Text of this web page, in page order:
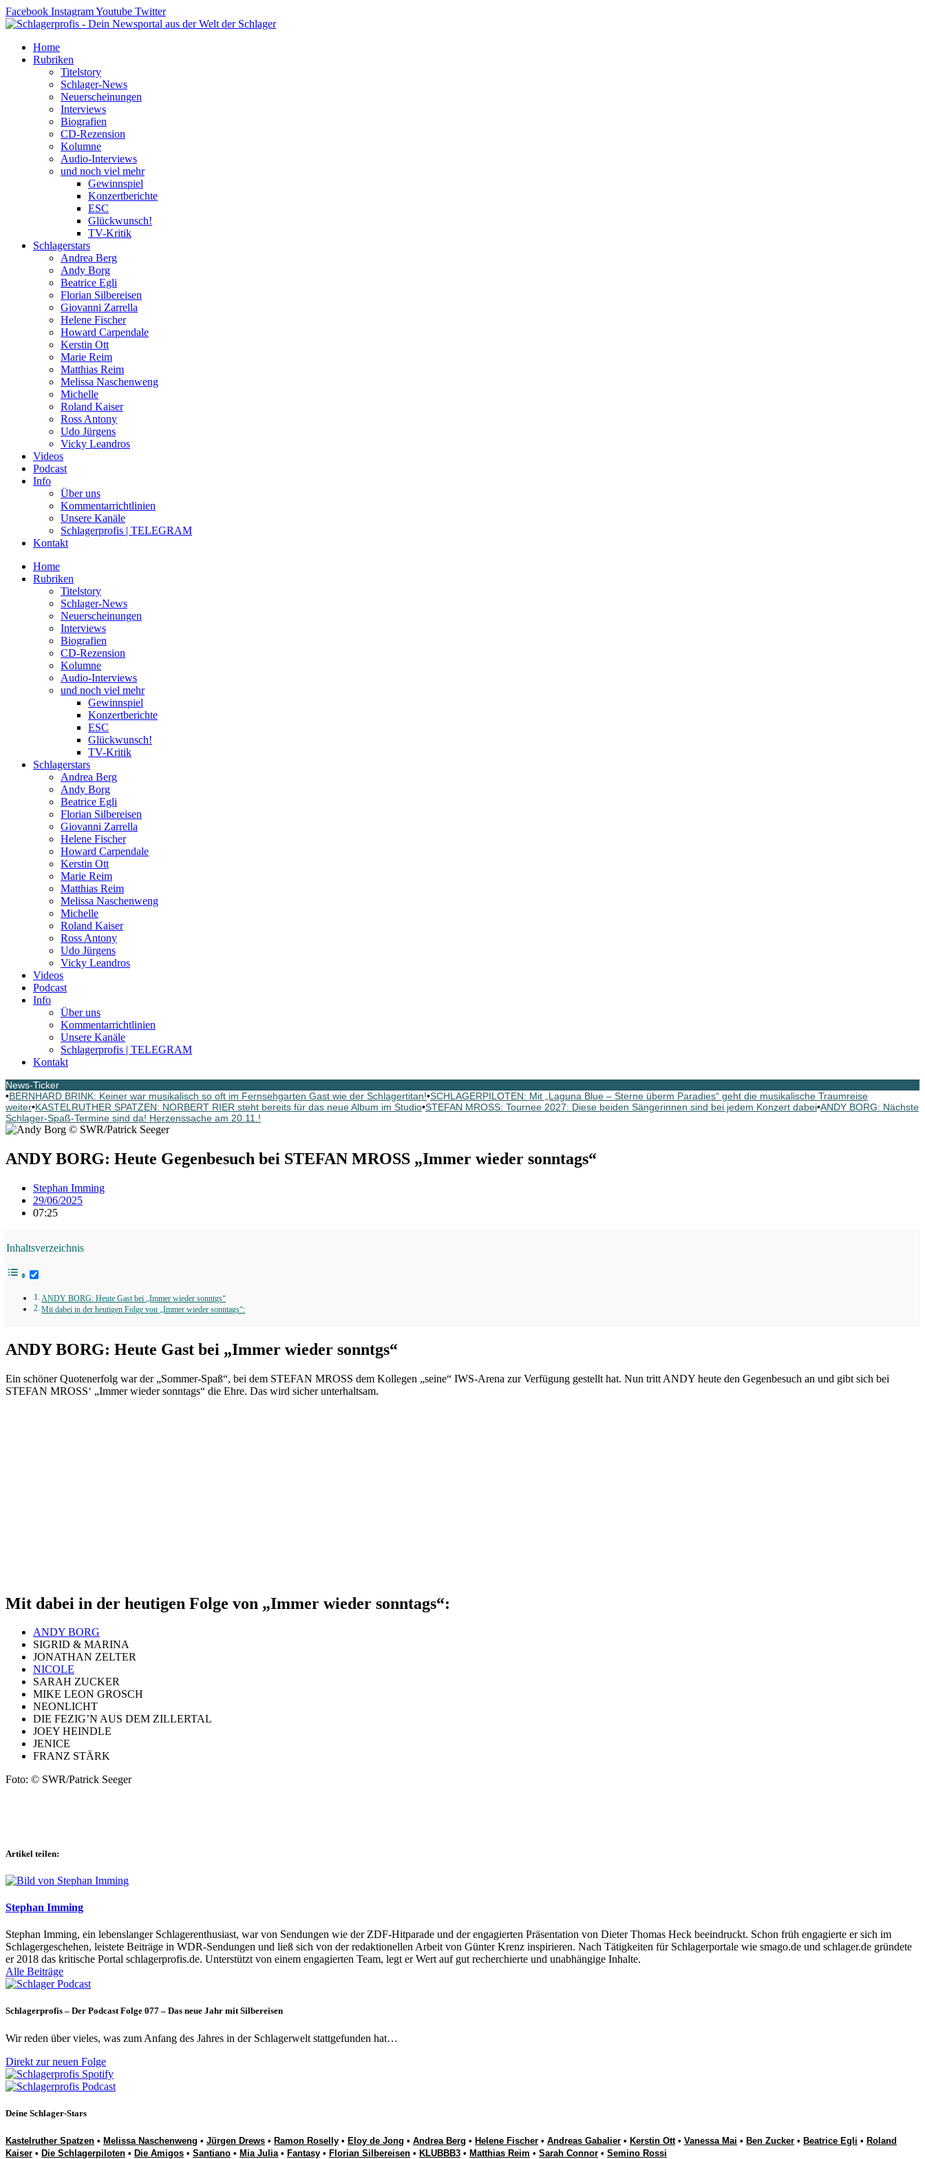
Zum
Inhalt
Facebook InstagramYoutube Twitter
Home
Rubriken
Titelstory
Schlager-News
Neuerscheinungen
Interviews
Biografien
CD-Rezension
Kolumne
Audio-Interviews
und noch viel mehr
Gewinnspiel
Konzertberichte
ESC
Glückwunsch!
TV-Kritik
Schlagerstars
Andrea Berg
Andy Borg
Beatrice Egli
Florian Silbereisen
Giovanni Zarrella
Helene Fischer
Howard Carpendale
Kerstin Ott
Marie Reim
Matthias Reim
Melissa Naschenweng
Michelle
Roland Kaiser
Ross Antony
Udo Jürgens
Vicky Leandros
Videos
Podcast
Info
Über uns
Kommentarrichtlinien
Unsere Kanäle
Schlagerprofis | TELEGRAM
Kontakt
Home
Rubriken
Titelstory
Schlager-News
Neuerscheinungen
Interviews
Biografien
CD-Rezension
Kolumne
Audio-Interviews
und noch viel mehr
Gewinnspiel
Konzertberichte
ESC
Glückwunsch!
TV-Kritik
Schlagerstars
Andrea Berg
Andy Borg
Beatrice Egli
Florian Silbereisen
Giovanni Zarrella
Helene Fischer
Howard Carpendale
Kerstin Ott
Marie Reim
Matthias Reim
Melissa Naschenweng
Michelle
Roland Kaiser
Ross Antony
Udo Jürgens
Vicky Leandros
Videos
Podcast
Info
Über uns
Kommentarrichtlinien
Unsere Kanäle
Schlagerprofis | TELEGRAM
Kontakt
News-Ticker
•BERNHARD BRINK: Keiner war musikalisch so oft im Fernsehgarten Gast wie der Schlagertitan!•SCHLAGERPILOTEN: Mit „Laguna Blue – Sterne überm Paradies“ geht die musikalische Traumreise
weiter•KASTELRUTHER SPATZEN: NORBERT RIER steht bereits für das neue Album im Studio•STEFAN MROSS: Tournee 2027: Diese beiden Sängerinnen sind bei jedem Konzert dabei•ANDY BORG: Nächste
Schlager-Spaß-Termine sind da! Herzenssache am 20.11.!
ANDY BORG: Heute Gegenbesuch bei STEFAN MROSS „Immer wieder sonntags“
Stephan Imming
29/06/2025
07:25
Inhaltsverzeichnis
ANDY BORG: Heute Gast bei „Immer wieder sonntgs“
Mit dabei in der heutigen Folge von „Immer wieder sonntags“:
ANDY BORG: Heute Gast bei „Immer wieder sonntgs“
Ein schöner Quotenerfolg war der „Sommer-Spaß“, bei dem STEFAN MROSS dem Kollegen „seine“ IWS-Arena zur Verfügung gestellt hat. Nun tritt ANDY heute den Gegenbesuch an und gibt sich bei
STEFAN MROSS‘ „Immer wieder sonntags“ die Ehre. Das wird sicher unterhaltsam.
Mit dabei in der heutigen Folge von „Immer wieder sonntags“:
ANDY BORG
SIGRID & MARINA
JONATHAN ZELTER
NICOLE
SARAH ZUCKER
MIKE LEON GROSCH
NEONLICHT
DIE FEZIG’N AUS DEM ZILLERTAL
JOEY HEINDLE
JENICE
FRANZ STÄRK
Foto: © SWR/Patrick Seeger
Artikel teilen:
Stephan Imming
Stephan Imming, ein lebenslanger Schlagerenthusiast, war von Sendungen wie der ZDF-Hitparade und der engagierten Präsentation von Dieter Thomas Heck beeindruckt. Schon früh engagierte er sich im
Schlagergeschehen, leistete Beiträge in WDR-Sendungen und ließ sich von der redaktionellen Arbeit von Günter Krenz inspirieren. Nach Tätigkeiten für Schlagerportale wie smago.de und schlager.de gründete
er 2018 das kritische Portal schlagerprofis.de. Unterstützt von einem engagierten Team, legt er Wert auf gut recherchierte und unabhängige Inhalte.
Alle Beiträge
Schlagerprofis – Der Podcast Folge 077 – Das neue Jahr mit Silbereisen
Wir reden über vieles, was zum Anfang des Jahres in der Schlagerwelt stattgefunden hat…
Direkt zur neuen Folge
Deine Schlager-Stars
Kastelruther Spatzen • Melissa Naschenweng • Jürgen Drews • Ramon Roselly • Eloy de Jong • Andrea Berg • Helene Fischer • Andreas Gabalier • Kerstin Ott• Vanessa Mai • Ben Zucker • Beatrice Egli • Roland
Kaiser • Die Schlagerpiloten • Die Amigos • Santiano • Mia Julia• Fantasy • Florian Silbereisen • KLUBBB3 • Matthias Reim • Sarah Connor • Semino Rossi